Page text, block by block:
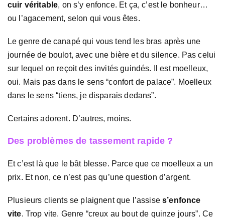
cuir véritable, on s’y enfonce. Et ça, c’est le bonheur…
ou l’agacement, selon qui vous êtes.
Le genre de canapé qui vous tend les bras après une
journée de boulot, avec une bière et du silence. Pas celui
sur lequel on reçoit des invités guindés. Il est moelleux,
oui. Mais pas dans le sens “confort de palace”. Moelleux
dans le sens “tiens, je disparais dedans”.
Certains adorent. D’autres, moins.
Des problèmes de tassement rapide ?
Et c’est là que le bât blesse. Parce que ce moelleux a un
prix. Et non, ce n’est pas qu’une question d’argent.
Plusieurs clients se plaignent que l’assises’enfonce
vite. Trop vite. Genre “creux au bout de quinze jours”. Ce